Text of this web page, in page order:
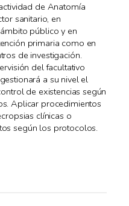
de Anatomía
sanitario, en
público y en
primaria como en
de investigación.
del facultativo
a su nivel el
de existencias según
Aplicar procedimientos
clínicas o
según los protocolos.